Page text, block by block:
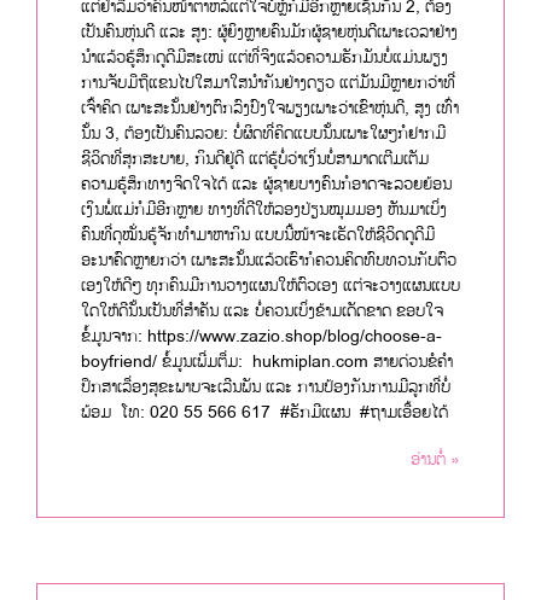
ແຕ່ຢ່າລືມວ່າຄົນໜ້າຕາຫລໍ່ແຕ່ໃຈບໍ່ຫຼໍ່ກໍມີອີກຫຼາຍເຊັ່ນກັນ 2, ຕ້ອງ
ເປັນຄົນຫຸ່ນດີ ແລະ ສູງ: ຜູ້ຍິງຫຼາຍຄົນມັກຜູ້ຊາຍຫຸ່ນດີເພາະເວລາຢ່າງ
ນຳແລ້ວຮູ້ສຶກດູດີມີສະເໜ່ ແຕ່ທີ່ຈິງແລ້ວຄວາມຮັກມັນບໍ່ແມ່ນພຽງ
ການຈັບມືຖືແຂນໄປໃສມາໃສນຳກັນຢ່າງດຽວ ແຕ່ມັນມີຫຼາຍກວ່າທີ່
ເຈົ້າຄິດ ເພາະສະນັ້ນຢ່າງຕົກລົງປົງໃຈພຽງເພາະວ່າເຂົາຫຸ່ນດີ, ສູງ ເທົ່າ
ນັ້ນ 3, ຕ້ອງເປັນຄົນລວຍ: ບໍ່ຜິດທີ່ຄິດແບບນັ້ນເພາະໃຜໆກໍຢາກມີ
ຊີວິດທີ່ສຸກສະບາຍ, ກິນດີຢູ່ດີ ແຕ່ຮູ້ບໍ່ວ່າເງິ່ນບໍ່ສາມາດເຕີມເຕັມ
ຄວາມຮູ້ສຶກທາງຈິດໃຈໄດ້ ແລະ ຜູ້ຊາຍບາງຄົນກໍອາດຈະລວຍຍ້ອນ
ເງິນພໍ່ແມ່ກໍມີອີກຫຼາຍ ທາງທີ່ດີໃຫ້ລອງປ່ຽນໝຸມມອງ ຫັນມາເບິ່ງ
ຄົນທີ່ດຸໝັ່ນຮູ້ຈັກທຳມາຫາກິນ ແບບນີ້ໜ້າຈະເຮັດໃຫ້ຊີວິດດູດີມີ
ອະນາຄົດຫຼາຍກວ່າ ເພາະສະນັ້ນແລ້ວເຮົາກໍຄວນຄິດທົບທວນກັບຕົວ
ເອງໃຫ້ດີໆ ທຸກຄົນມີການວາງແຜນໃຫ້ຕົວເອງ ແຕ່ຈະວາງແຜນແບບ
ໃດໃຫ້ດີນັ້ນເປັນທີ່ສຳຄັນ ແລະ ບໍ່ຄວນເບິ່ງຂ້າມເດັດຂາດ ຂອບໃຈ
ຂໍ້ມູນຈາກ: https://www.zazio.shop/blog/choose-a-
boyfriend/ ຂໍ້ມູນເພີ່ມຕື່ມ: hukmiplan.com ສາຍດ່ວນຂໍຄຳ
ປຶກສາເລື່ອງສຸຂະພາບຈະເລີນພັນ ແລະ ການປ້ອງກັນການມີລູກທີ່ບໍ່
ພ້ອມ ໂທ: 020 55 566 617 #ຮັກມີແຜນ #ຖາມເອື້ອຍໄດ້
ອ່ານຕໍ່ »